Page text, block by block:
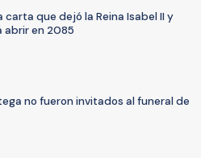
carta que dejó la Reina Isabel II y
abrir en 2085
no fueron invitados al funeral de